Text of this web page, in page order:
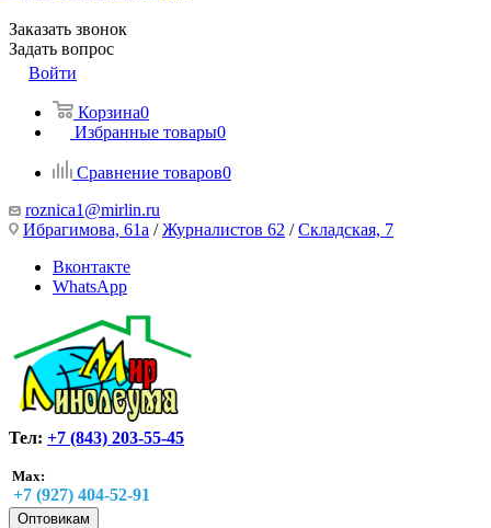
Заказать звонок
Задать вопрос
Войти
Корзина0
Избранные товары0
Сравнение товаров0
roznica1@mirlin.ru
Ибрагимова, 61а /Журналистов 62 /Складская, 7
Вконтакте
WhatsApp
Тел: +7 (843) 203-55-45
Max:
+7 (927) 404-52-91
Оптовикам